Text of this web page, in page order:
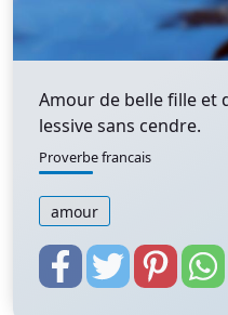
Amour de belle fille et
lessive sans cendre.
Proverbe francais
amour